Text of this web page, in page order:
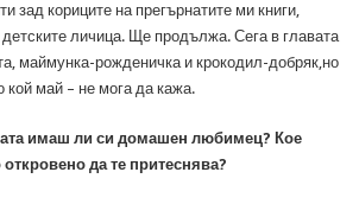
зад кориците на прегърнатите ми книги,
личица. Ще продължа. Сега в главата
маймунка-рожденичка и крокодил-добряк,но
май – не мога да кажа.
имаш ли си домашен любимец? Кое
да те притеснява?